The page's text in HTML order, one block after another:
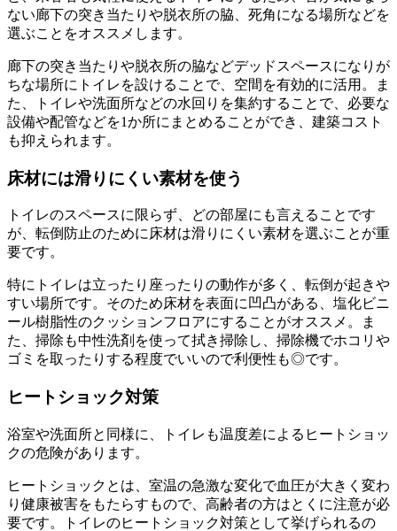
ない廊下の突き当たりや脱衣所の脇、死角になる場所などを
選ぶことをオススメします。
廊下の突き当たりや脱衣所の脇などデッドスペースになりが
ちな場所にトイレを設けることで、空間を有効的に活用。ま
た、トイレや洗面所などの水回りを集約することで、必要な
設備や配管などを1か所にまとめることができ、建築コスト
も抑えられます。
床材には滑りにくい素材を使う
トイレのスペースに限らず、どの部屋にも言えることです
が、転倒防止のために床材は滑りにくい素材を選ぶことが重
要です。
特にトイレは立ったり座ったりの動作が多く、転倒が起きや
すい場所です。そのため床材を表面に凹凸がある、塩化ビニ
ール樹脂性のクッションフロアにすることがオススメ。ま
た、掃除も中性洗剤を使って拭き掃除し、掃除機でホコリや
ゴミを取ったりする程度でいいので利便性も◎です。
ヒートショック対策
浴室や洗面所と同様に、トイレも温度差によるヒートショッ
クの危険があります。
ヒートショックとは、室温の急激な変化で血圧が大きく変わ
り健康被害をもたらすもので、高齢者の方はとくに注意が必
要です。トイレのヒートショック対策として挙げられるの